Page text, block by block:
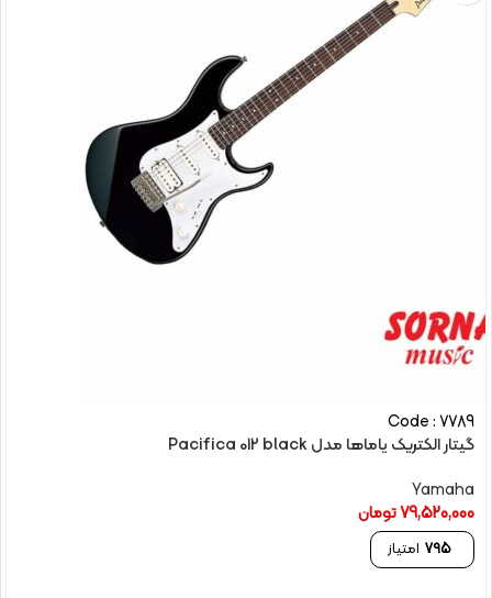
Code : 7789
گیتار الکتریک یاماها مدل Pacifica 012 black
Yamaha
79,520,000تومان
795 امتیاز